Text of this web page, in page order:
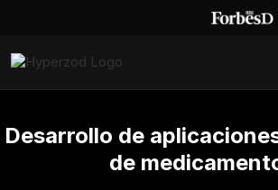
Desarrollo de
de